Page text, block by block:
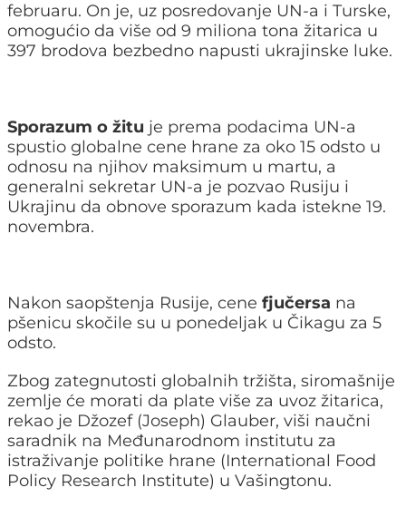
februaru. On je, uz posredovanje UN-a i Turske,
omogućio da više od 9 miliona tona žitarica u
397 brodova bezbedno napusti ukrajinske luke.
Sporazum o žitu je prema podacima UN-a
spustio globalne cene hrane za oko 15 odsto u
odnosu na njihov maksimum u martu, a
generalni sekretar UN-a je pozvao Rusiju i
Ukrajinu da obnove sporazum kada istekne 19.
novembra.
Nakon saopštenja Rusije, cene fjučersa na
pšenicu skočile su u ponedeljak u Čikagu za 5
odsto.
Zbog zategnutosti globalnih tržišta, siromašnije
zemlje će morati da plate više za uvoz žitarica,
rekao je Džozef (Joseph) Glauber, viši naučni
saradnik na Međunarodnom institutu za
istraživanje politike hrane (International Food
Policy Research Institute) u Vašingtonu.